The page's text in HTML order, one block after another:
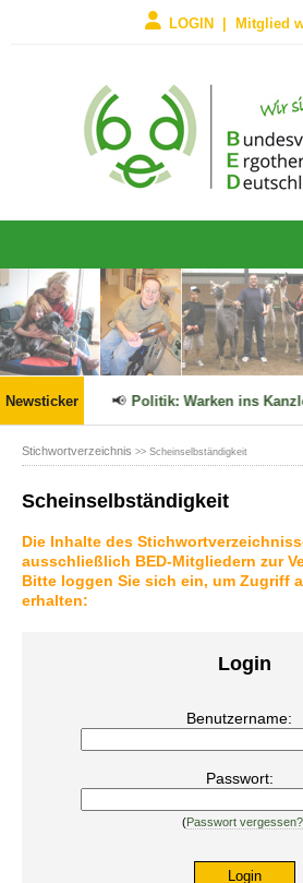
LOGIN | Mitglied
Newsticker
in Kraft! 📢 Politik: Warken ins
Stichwortverzeichnis >> Scheinselbständigkeit
Scheinselbständigkeit
Die Inhalte des
ausschließlich BED-Mitgliedern zur
Bitte loggen Sie sich ein, um Zugriff
erhalten:
Login
Benutzername:
Passwort:
(Passwort vergessen?